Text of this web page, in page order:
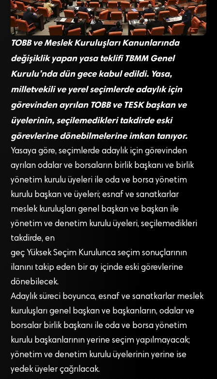
TOBB ve Meslek Kuruluşları Kanunlarında
değişiklik yapan yasa teklifi TBMM Genel
Kurulu’nda dün gece kabul edildi. Yasa,
milletvekili ve yerel seçimlerde adaylık için
görevinden ayrılan TOBB ve TESK başkan ve
üyelerinin, seçilemedikleri takdirde eski
görevlerine dönebilmelerine imkan tanıyor.
Yasaya göre, seçimlerde adaylık için görevinden
ayrılan odalar ve borsaların birlik başkanı ve birlik
yönetim kurulu üyeleri ile oda ve borsa yönetim
kurulu başkan ve üyeleri; esnaf ve sanatkarlar
meslek kuruluşları genel başkan ve başkan ile
yönetim ve denetim kurulu üyeleri, seçilemedikleri
takdirde, en
geç Yüksek Seçim Kurulunca seçim sonuçlarının
ilanını takip eden bir ay içinde eski görevlerine
dönebilecek.
Adaylık süreci boyunca, esnaf ve sanatkarlar meslek
kuruluşları genel başkan ve başkanların, odalar ve
borsalar birlik başkanı ile oda ve borsa yönetim
kurulu başkanlarının yerine seçim yapılmayacak;
yönetim ve denetim kurulu üyelerinin yerine ise
yedek üyeler çağrılacak.